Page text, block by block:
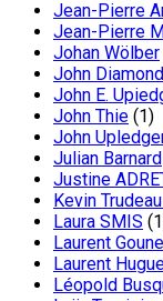
Jean-Pierre
Jean-Pierre
Johan Wölber
John Diamond
John E.
John Thie (1)
John
Julian Barnard
Justine
Kevin Trudeau
Laura SMIS
Laurent
Laurent
Léopold